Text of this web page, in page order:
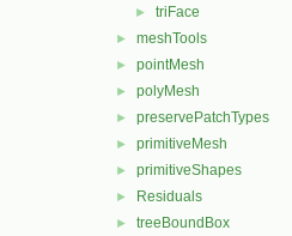
► triFace
► meshTools
► pointMesh
► polyMesh
► preservePatchTypes
► primitiveMesh
► primitiveShapes
► Residuals
► treeBoundBox